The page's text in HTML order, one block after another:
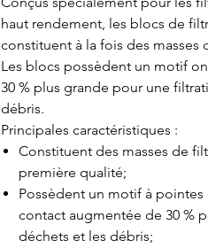
haut rendement, les blocs de
constituent à la fois des
Les blocs possèdent un motif
30 % plus grande pour une
débris.
Principales caractéristiques :
Constituent des masses de
première qualité;
Possèdent un motif à
contact augmentée de 30 %
déchets et les débris;